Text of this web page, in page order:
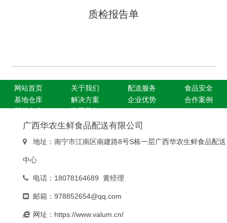
网站首页 关于我们 配送服务
食品安全
基地仓库
解决方案 企业优势
合作案例
广西华农生鲜食品配送有限公司
地址：南宁市江南区南建路8号S栋一层广西华农生鲜食品配送
中心
电话：18078164689 黄经理
邮箱：978852654@qq.com
网址：https://www.valum.cn/